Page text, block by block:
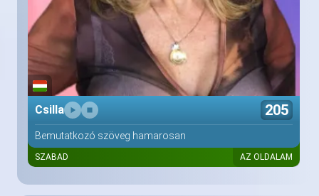
Csilla 205
Bemutatkozó szöveg hamarosan
SZABAD AZ OLDALAM